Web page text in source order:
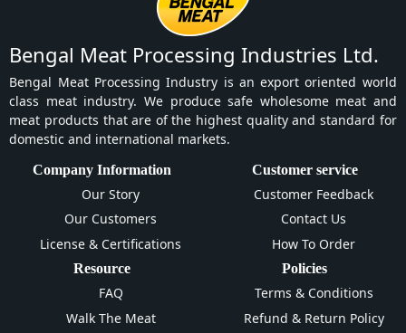
Bengal Meat Processing Industries Ltd.
Bengal Meat Processing Industry is an export oriented world
class meat industry. We produce safe wholesome meat and
meat products that are of the highest quality and standard for
domestic and international markets.
Company Information
Our Story
Our Customers
License & Certifications
Customer service
Customer Feedback
Contact Us
How To Order
Resource
FAQ
Walk The Meat
Policies
Terms & Conditions
Refund & Return Policy